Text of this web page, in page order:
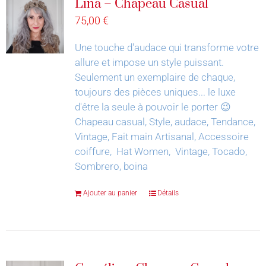
Lina – Chapeau Casual
75,00 €
Une touche d'audace qui transforme votre
allure et impose un style puissant.
Seulement un exemplaire de chaque,
toujours des pièces uniques... le luxe
d'être la seule à pouvoir le porter 😉
Chapeau casual, Style, audace, Tendance,
Vintage, Fait main Artisanal, Accessoire
coiffure, Hat Women, Vintage, Tocado,
Sombrero, boina
Ajouter au panier Détails